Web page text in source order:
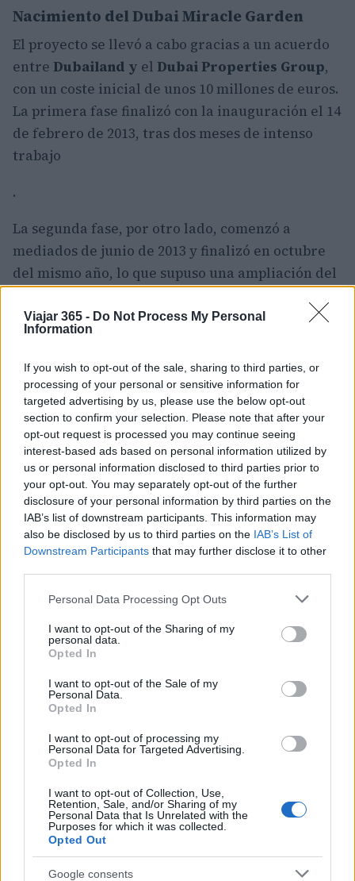
Viajar 365 - Do Not Process My Personal
Information
If you wish to opt-out of the sale, sharing to third parties, or
processing of your personal or sensitive information for
targeted advertising by us, please use the below opt-out
section to confirm your selection. Please note that after your
opt-out request is processed you may continue seeing
interest-based ads based on personal information utilized by
us or personal information disclosed to third parties prior to
your opt-out. You may separately opt-out of the further
disclosure of your personal information by third parties on the
IAB’s list of downstream participants. This information may
also be disclosed by us to third parties on the IAB’s List of
Downstream Participants that may further disclose it to other
Please note that this website/app uses one or more Google
not limited to your visit or usage behaviour. You may click to
grant or deny consent to Google and its third-party tags to
use your data for below specified purposes in below Google
consent section.
Personal Data Processing Opt Outs
I want to opt-out of the Sharing of my
personal data.
Opted In
I want to opt-out of the Sale of my
Personal Data.
Opted In
I want to opt-out of processing my
Personal Data for Targeted Advertising.
Opted In
I want to opt-out of Collection, Use,
Retention, Sale, and/or Sharing of my
Personal Data that Is Unrelated with the
Purposes for which it was collected.
Opted Out
Google consents
Nacimiento del Dubai Miracle Garden
El proyecto se llevó a cabo gracias a un acuerdo
entre Dubailand y el Dubai Properties Group,
con un coste inicial de unos 10 millones de euros.
La primera fase finalizó con la inauguración el 14
de febrero de 2013, tras dos meses de intenso
trabajo
.
La segunda fase, por otro lado, comenzó a
mediados de junio de 2013 y finalizó en octubre
del mismo año, lo que supuso una ampliación del
construcción de un aparcamiento de varios pisos,
un reloj deflores
algunas tiendas y una mezquita.
AUTOR
Redacción Viajar365.com
Sigue leyendo